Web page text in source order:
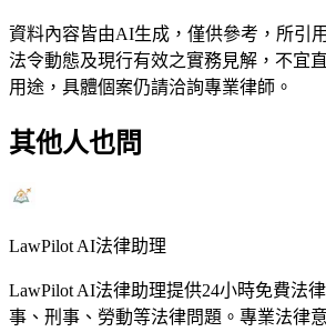
資料內容皆由AI生成，僅供參考，所引
法令動態及現行有效之實務見解，不宜
用途，具體個案仍請洽詢專業律師。
其他人也問
LawPilot AI法律助理
LawPilot AI法律助理提供24小時免費法
事、刑事、勞動等法律問題。專業法律